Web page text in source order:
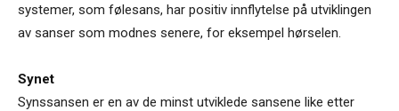
systemer, som følesans, har positiv innflytelse på utviklingen
av sanser som modnes senere, for eksempel hørselen.
Synet
Synssansen er en av de minst utviklede sansene like etter